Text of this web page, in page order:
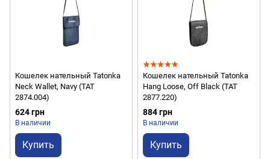
Кошелек нательный Tatonka
Neck Wallet, Navy (TAT
2874.004)
624 грн
В наличии
Купить
Кошелек нательный Tatonka
Hang Loose, Off Black (TAT
2877.220)
884 грн
В наличии
Купить